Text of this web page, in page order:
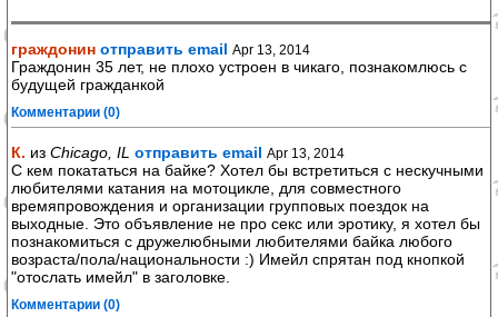
граждонин отправить email Apr 13, 2014
Граждонин 35 лет, не плохо устроен в чикаго, познакомлюсь с
будущей гражданкой
Комментарии (0)
К. из Chicago, IL отправить email Apr 13, 2014
С кем покататься на байке? Хотел бы встретиться с нескучными
любителями катания на мотоцикле, для совместного
времяпровождения и организации групповых поездок на
выходные. Это объявление не про секс или эротику, я хотел бы
познакомиться с дружелюбными любителями байка любого
возраста/пола/национальности :) Имейл спрятан под кнопкой
"отослать имейл" в заголовке.
Комментарии (0)